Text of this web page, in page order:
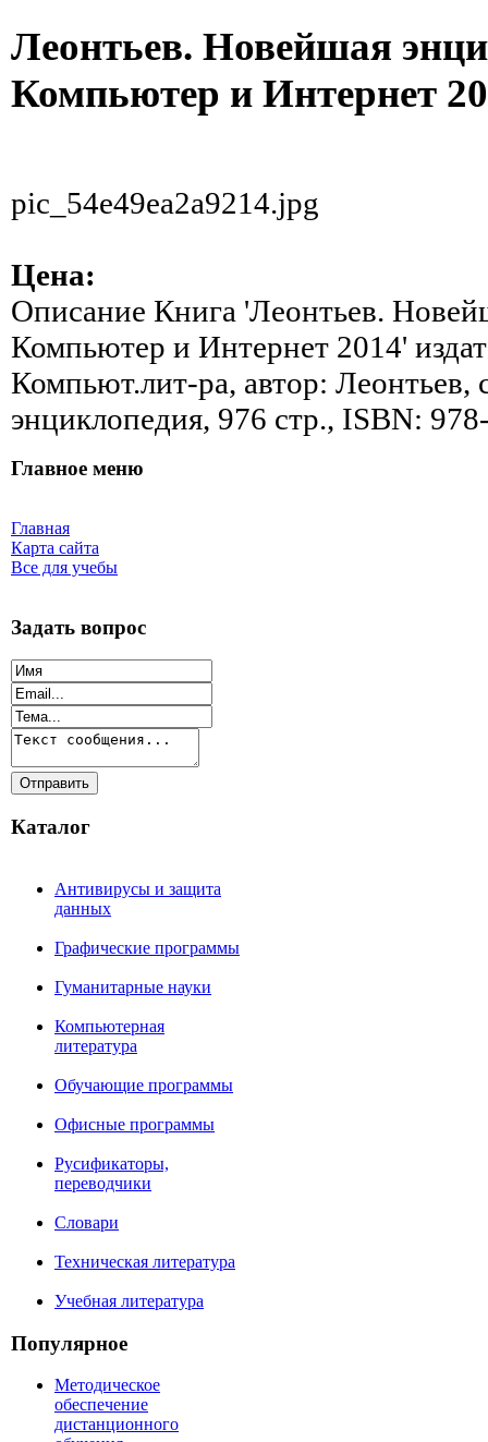
Леонтьев. Новейшая
Компьютер и Интернет
pic_54e49ea2a9214.jpg
Цена:
Описание Книга 'Леонтьев.
Компьютер и Интернет 2014'
Компьют.лит-ра, автор: Леонтьев,
энциклопедия, 976 стр., ISBN:
Главное меню
Главная
Карта сайта
Все для учебы
Задать вопрос
Каталог
Антивирусы и защита
данных
Графические программы
Гуманитарные науки
Компьютерная
литература
Обучающие программы
Офисные программы
Русификаторы,
переводчики
Словари
Техническая литература
Учебная литература
Популярное
Методическое
обеспечение
дистанционного